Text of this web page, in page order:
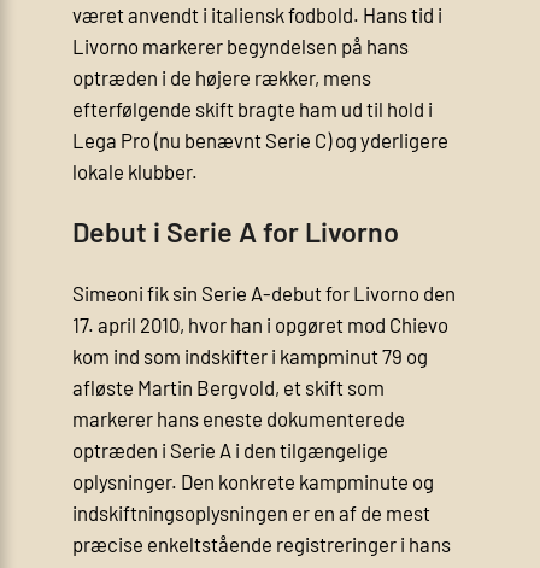
været anvendt i italiensk fodbold. Hans tid i
Livorno markerer begyndelsen på hans
optræden i de højere rækker, mens
efterfølgende skift bragte ham ud til hold i
Lega Pro (nu benævnt Serie C) og yderligere
lokale klubber.
Debut i Serie A for Livorno
Simeoni fik sin Serie A‑debut for Livorno den
17. april 2010, hvor han i opgøret mod Chievo
kom ind som indskifter i kampminut 79 og
afløste Martin Bergvold, et skift som
markerer hans eneste dokumenterede
optræden i Serie A i den tilgængelige
oplysninger. Den konkrete kampminute og
indskiftningsoplysningen er en af de mest
præcise enkeltstående registreringer i hans